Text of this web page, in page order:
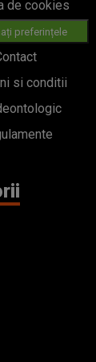
de cookies
preferințele
si conditii